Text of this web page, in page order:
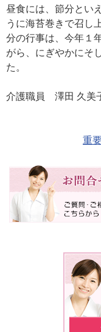
昼食には、節分とい
うに海苔巻きで召し
分の行事は、今年１
がら、にぎやかにそ
た。
介護職員 澤田 久美
重